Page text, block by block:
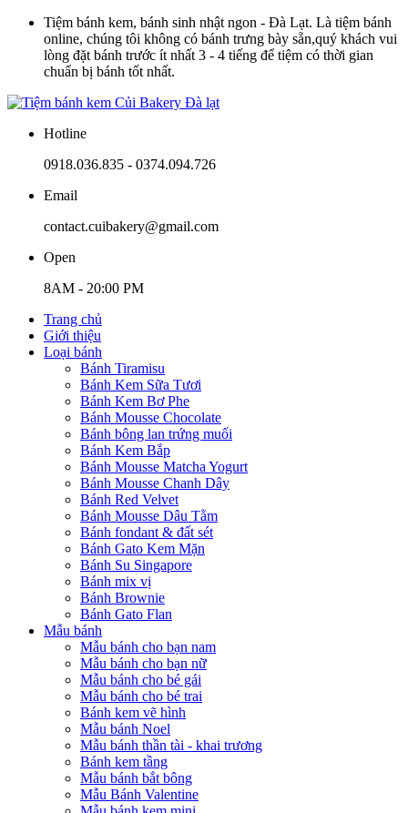
Tiệm bánh kem, bánh sinh nhật ngon - Đà Lạt. Là tiệm bánh
online, chúng tôi không có bánh trưng bày sẵn,quý khách vui
lòng đặt bánh trước ít nhất 3 - 4 tiếng để tiệm có thời gian
chuẩn bị bánh tốt nhất.
Hotline
0918.036.835 - 0374.094.726
Email
contact.cuibakery@gmail.com
Open
8AM - 20:00 PM
Trang chủ
Giới thiệu
Loại bánh
Bánh Tiramisu
Bánh Kem Sữa Tươi
Bánh Kem Bơ Phe
Bánh Mousse Chocolate
Bánh bông lan trứng muối
Bánh Kem Bắp
Bánh Mousse Matcha Yogurt
Bánh Mousse Chanh Dây
Bánh Red Velvet
Bánh Mousse Dâu Tằm
Bánh fondant & đất sét
Bánh Gato Kem Mặn
Bánh Su Singapore
Bánh mix vị
Bánh Brownie
Bánh Gato Flan
Mẫu bánh
Mẫu bánh cho bạn nam
Mẫu bánh cho bạn nữ
Mẫu bánh cho bé gái
Mẫu bánh cho bé trai
Bánh kem vẽ hình
Mẫu bánh Noel
Mẫu bánh thần tài - khai trương
Bánh kem tầng
Mẫu bánh bắt bông
Mẫu Bánh Valentine